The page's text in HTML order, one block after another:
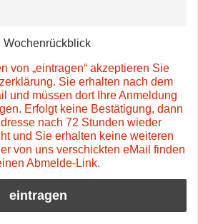
Wochenrückblick
von „eintragen“ akzeptieren Sie
Sie erhalten nach dem
und müssen dort Ihre Anmeldung
Erfolgt keine Bestätigung, dann
nach 72 Stunden wieder
und Sie erhalten keine weiteren
von uns verschickten eMail finden
Abmelde-Link.